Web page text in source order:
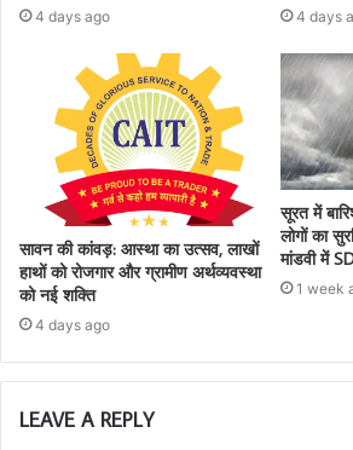
4 days ago 4 days
सावन की कांवड़: आस्था का उत्सव, लाखों
हाथों को रोजगार और ग्रामीण अर्थव्यवस्था
को नई शक्ति
4 days ago
सूरत में
लोगों का
मांडवी में
1 week
LEAVE A REPLY